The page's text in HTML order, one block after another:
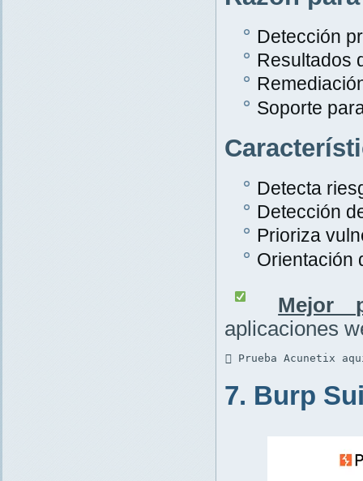
Detección
Resultados
Soporte
Detecta
Detección
Prioriza
Orientación
Mejor
aplicaciones
 Prueba Acunetix
7. Burp